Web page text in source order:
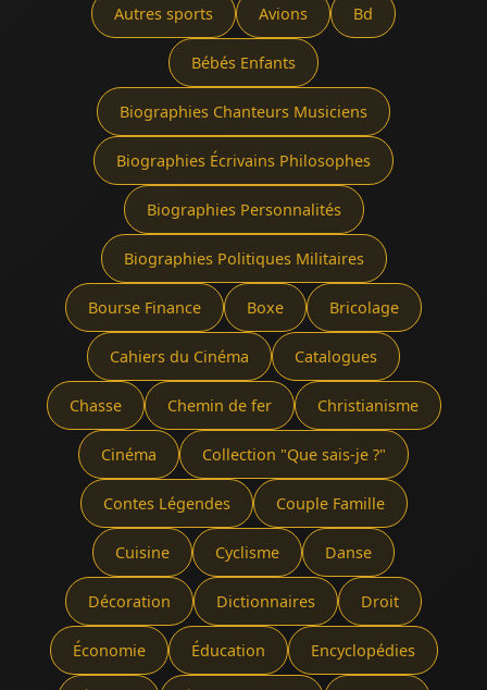
Autres sports Avions Bd
Bébés Enfants
Biographies Chanteurs Musiciens
Biographies Écrivains Philosophes
Biographies Personnalités
Biographies Politiques Militaires
Bourse Finance Boxe Bricolage
Cahiers du Cinéma Catalogues
Chasse Chemin de fer Christianisme
Cinéma Collection "Que sais-je ?"
Contes Légendes Couple Famille
Cuisine Cyclisme Danse
Décoration Dictionnaires Droit
Économie Éducation Encyclopédies